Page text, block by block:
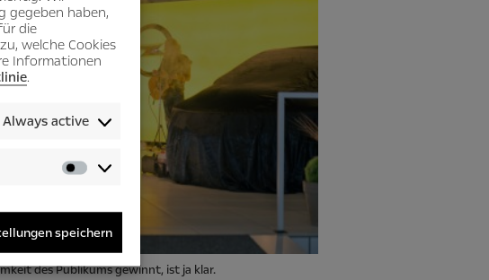
gegeben haben,
die
welche Cookies
Informationen
.
Always active
Audience-
/Tracking-
Cookies
speichern
des Publikums gewinnt, ist ja klar.